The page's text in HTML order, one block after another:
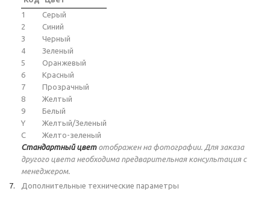
1
Серый
2
Синий
3
Черный
4
Зеленый
5
Оранжевый
6
Красный
7
Прозрачный
8
Желтый
9
Белый
Y
Желтый/Зеленый
C
Желто-зеленый
Стандартный цветотображен на фотографии. Для заказа
другого цвета необходима предварительная консультация с
менеджером.
Дополнительные технические параметры